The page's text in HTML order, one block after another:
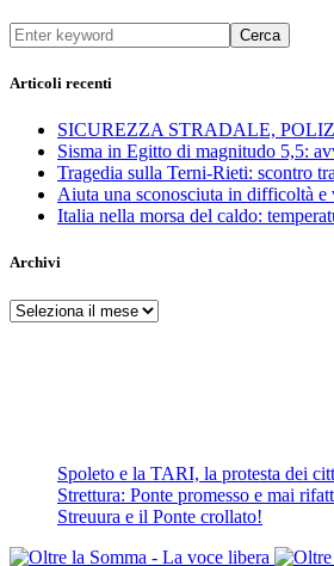
Cerca
Articoli recenti
SICUREZZA STRADALE,
Sisma in Egitto di magnitudo 5,5:
Tragedia sulla Terni-Rieti: scontro
Aiuta una sconosciuta in difficoltà e
Italia nella morsa del caldo:
Archivi
Archivi
Spoleto e la TARI, la protesta dei
Strettura: Ponte promesso e mai
Streuura e il Ponte crollato!